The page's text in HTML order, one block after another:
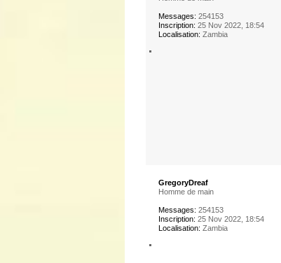
Messages: 254153
Inscription: 25 Nov 2022, 18:54
Localisation: Zambia
GregoryDreaf
Homme de main
Messages: 254153
Inscription: 25 Nov 2022, 18:54
Localisation: Zambia